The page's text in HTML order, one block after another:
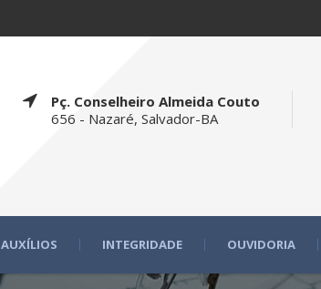
Pç. Conselheiro Almeida Couto
656 - Nazaré, Salvador-BA
AUXÍLIOS INTEGRIDADE OUVIDORIA